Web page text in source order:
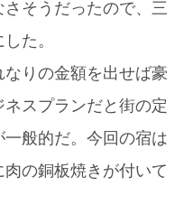
そうだったので、三
た。
りの金額を出せば豪
スプランだと街の定
般的だ。今回の宿は
の銅板焼きが付いて